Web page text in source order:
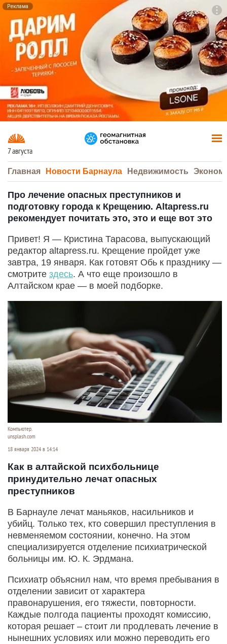
Реклама
7 августа
Главная Новости Барнаула Недвижимость
Про лечение опасных преступников и
подготовку города к Крещению. Altapress.ru
рекомендует почитать это, это и еще вот это
Привет! Я — Кристина Тарасова, выпускающий
редактор altapress.ru. Крещение пройдет уже
завтра, 19 января. Как готовят Обь к празднику —
смотрите здесь. А что еще произошло в
Алтайском крае — в моей подборке.
Компьютер.
unsplash.com
18 января 2024 в 14:14
Как в алтайской психбольнице
принудительно лечат опасных
преступников
В Барнауле лечат маньяков, насильников и
убийц. Только тех, кто совершил преступления в
невменяемом состоянии, конечно. На этом
специализируется отделение психиатрической
больницы им. Ю. К. Эрдмана.
Психиатр объяснил нам, что время пребывания в
отделении зависит от характера
правонарушения, его тяжести, повторности.
Каждые полгода пациенты проходят комиссию,
которая решает – стоит ли продлевать лечение в
нынешних условиях или можно переводить его